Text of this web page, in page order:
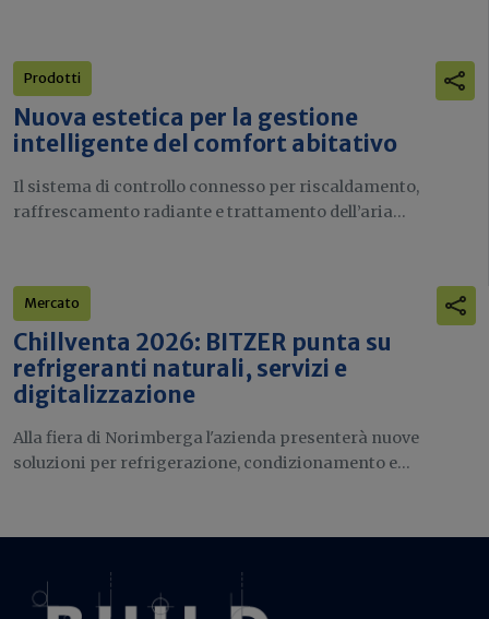
Prodotti
Nuova estetica per la gestione
intelligente del comfort abitativo
Il sistema di controllo connesso per riscaldamento,
raffrescamento radiante e trattamento dell’aria...
Mercato
Chillventa 2026: BITZER punta su
refrigeranti naturali, servizi e
digitalizzazione
Alla fiera di Norimberga l'azienda presenterà nuove
soluzioni per refrigerazione, condizionamento e...